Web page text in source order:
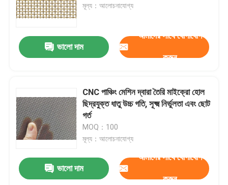
মূল্য：আলোচনাযোগ্য
ভালো দাম
আমাদের সাথে যোগাযোগ
করুন
CNC পাঞ্চিং মেশিন দ্বারা তৈরি মাইক্রো হোল
ছিদ্রযুক্ত ধাতু উচ্চ গতি, সূক্ষ্ম নির্ভুলতা এবং ছোট
গর্ত
MOQ：100
মূল্য：আলোচনাযোগ্য
ভালো দাম
আমাদের সাথে যোগাযোগ
করুন